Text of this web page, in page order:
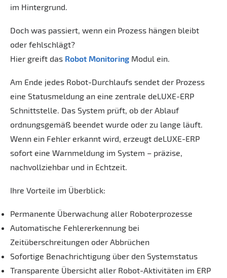
im Hintergrund.
Doch was passiert, wenn ein Prozess hängen bleibt
oder fehlschlägt?
Hier greift das Robot Monitoring Modul ein.
Am Ende jedes Robot-Durchlaufs sendet der Prozess
eine Statusmeldung an eine zentrale deLUXE-ERP
Schnittstelle. Das System prüft, ob der Ablauf
ordnungsgemäß beendet wurde oder zu lange läuft.
Wenn ein Fehler erkannt wird, erzeugt deLUXE-ERP
sofort eine Warnmeldung im System – präzise,
nachvollziehbar und in Echtzeit.
Ihre Vorteile im Überblick:
Permanente Überwachung aller Roboterprozesse
Automatische Fehlererkennung bei
Zeitüberschreitungen oder Abbrüchen
Sofortige Benachrichtigung über den Systemstatus
Transparente Übersicht aller Robot-Aktivitäten im ERP